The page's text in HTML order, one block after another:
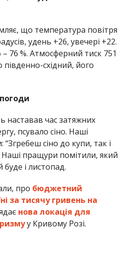
що температура повітря
удень +26, увечері +22.
– 76 %. Атмосферний тиск 751
східний, його
наставав час затяжних
псувало сіно. Наші
сіно до купи, так і
пращури помітили, який
і листопад.
про бюджетний
за тисячу гривень на
нова локація для
у Кривому Розі.